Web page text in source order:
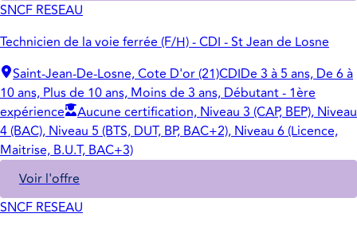
SNCF RESEAU
Technicien de la voie ferrée (F/H) - CDI - St Jean de Losne
Saint-Jean-De-Losne, Cote D'or (21)CDIDe 3 à 5 ans, De 6 à
10 ans, Plus de 10 ans, Moins de 3 ans, Débutant - 1ère
expérience
Aucune certification, Niveau 3 (CAP, BEP), Niveau
4 (BAC), Niveau 5 (BTS, DUT, BP, BAC+2), Niveau 6 (Licence,
Maitrise, B.U.T, BAC+3)
Voir l'offre
SNCF RESEAU